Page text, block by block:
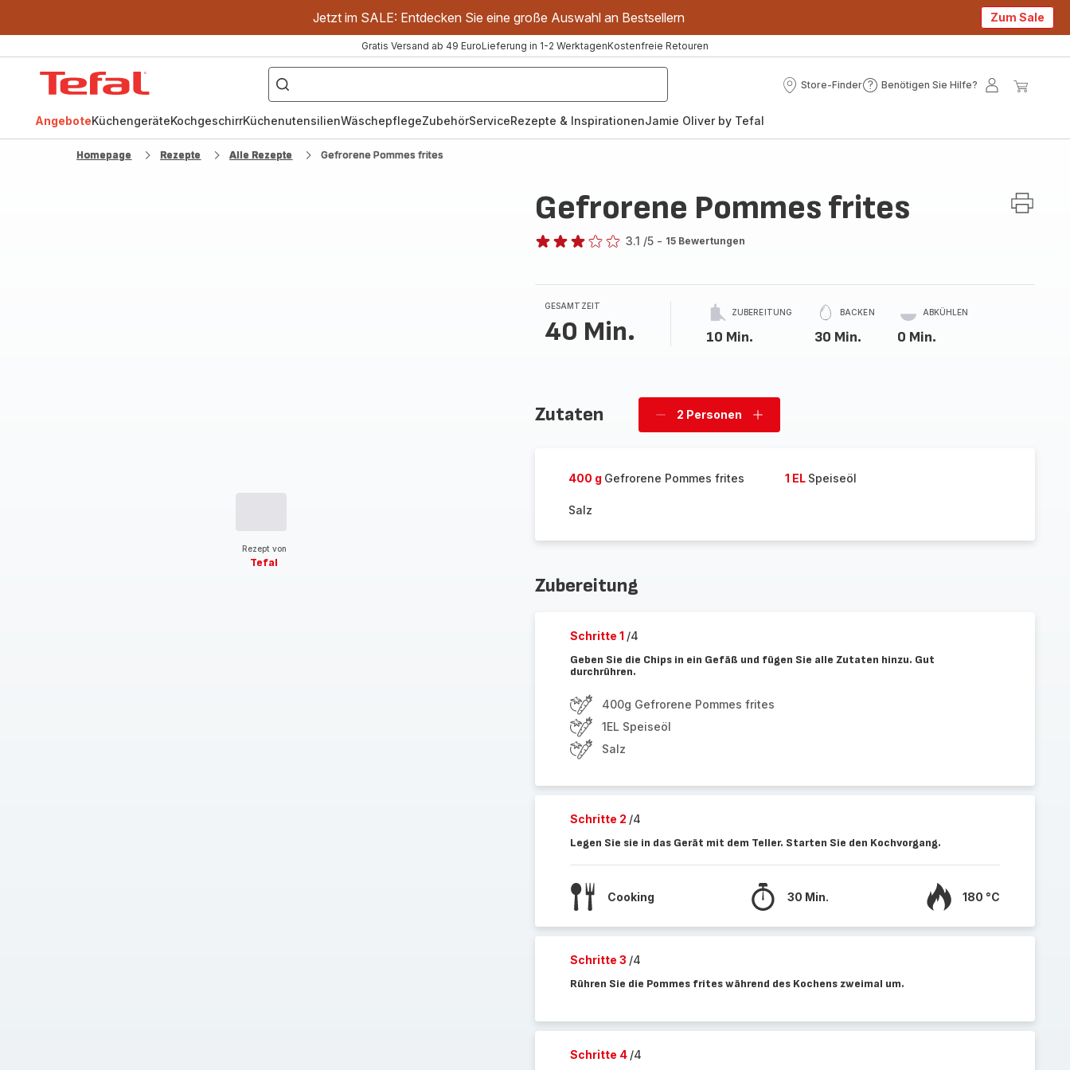
Jetzt im SALE: Entdecken Sie eine große Auswahl an Bestsellern Zum Sale
Gratis Versand ab 49 EuroLieferung in 1-2 WerktagenKostenfreie Retouren
["OptiGrill","Easy
Fry","Pfanne"]
Store-Finder
Store-
Benötigen Sie Hilfe?
Benötigen
Mein
AngeboteKüchengeräteKochgeschirrKüchenutensilienWäschepflegeZubehörServiceRezepte & InspirationenJamie Oliver by Tefal
Homepage Rezepte Alle Rezepte Gefrorene Pommes frites
Rezept von
Tefal
Gefrorene Pommes frites
3.1 /5 - 15 Bewertungen
GESAMTZEIT
40 Min.
ZUBEREITUNG
10 Min.
BACKEN
30 Min.
ABKÜHLEN
0 Min.
Zutaten
Personen
2 Personen
Personen
400 g Gefrorene Pommes frites 1 EL Speiseöl
Salz
Zubereitung
Schritte 1 /4
Geben Sie die Chips in ein Gefäß und fügen Sie alle Zutaten hinzu. Gut
durchrühren.
400g Gefrorene Pommes frites
1EL Speiseöl
Salz
Schritte 2 /4
Legen Sie sie in das Gerät mit dem Teller. Starten Sie den Kochvorgang.
Cooking 30 Min. 180 °C
Schritte 3 /4
Rühren Sie die Pommes frites während des Kochens zweimal um.
Schritte 4 /4